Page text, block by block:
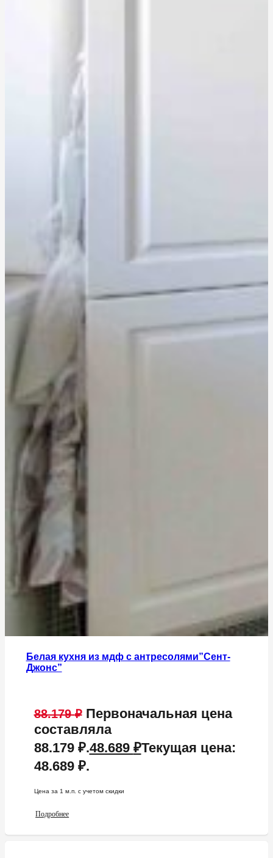
Белая кухня из мдф с антресолями”Сент-
Джонс”
88.179₽ Первоначальная цена
составляла
88.179 ₽.48.689 ₽Текущая цена:
48.689 ₽.
Цена за 1 м.п. c учетом скидки
Подробнее